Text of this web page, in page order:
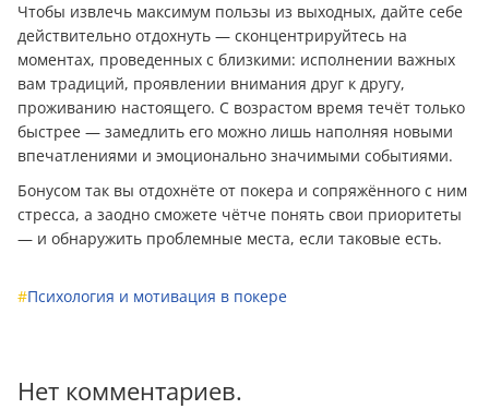
Чтобы извлечь максимум пользы из выходных, дайте себе
действительно отдохнуть — сконцентрируйтесь на
моментах, проведенных с близкими: исполнении важных
вам традиций, проявлении внимания друг к другу,
проживанию настоящего. С возрастом время течёт только
быстрее — замедлить его можно лишь наполняя новыми
впечатлениями и эмоционально значимыми событиями.
Бонусом так вы отдохнёте от покера и сопряжённого с ним
стресса, а заодно сможете чётче понять свои приоритеты
— и обнаружить проблемные места, если таковые есть.
#Психология и мотивация в покере
Нет комментариев.